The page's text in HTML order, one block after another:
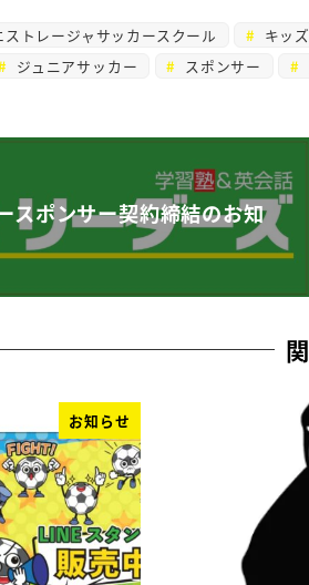
ストレージャサッカースクール キッ
ジュニアサッカー スポンサー
スポンサー契約締結のお知
お知らせ